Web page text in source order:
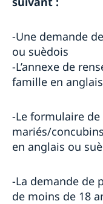
-Une demande
ou suèdois
-L’annexe de
famille en
-Le formulaire
mariés/
en anglais ou
-La demande de
de moins de 18